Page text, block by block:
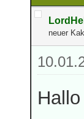
neuer